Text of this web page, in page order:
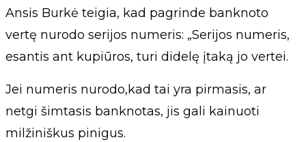
Ansis Burkė teigia, kad pagrinde banknoto
vertę nurodo serijos numeris: „Serijos numeris,
esantis ant kupiūros, turi didelę įtaką jo vertei.
Jei numeris nurodo,kad tai yra pirmasis, ar
netgi šimtasis banknotas, jis gali kainuoti
milžiniškus pinigus.